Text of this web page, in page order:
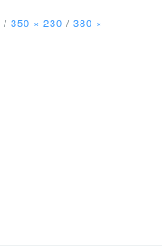
/ 350 × 230 / 380 ×